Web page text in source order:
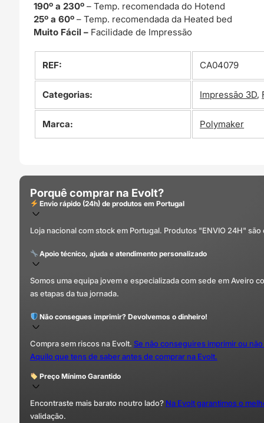
190º a 230º– Temp. recomendada do Hotend
25º a 60º– Temp. recomendada da Heated bed
Muito Fácil – Facilidade de Impressão
REF: CA04079
Categorias: Impressão 3D,
Marca: Polymaker
Porquê comprar na Evolt?
Envio rápido (24h) de produtos em Portugal
Loja nacional com stock em Portugal. Produtos "ENVIO 24H"
Apoio técnico, ajuda e atendimento personalizado
Somos uma equipa jovem e especializada com sede em Aveiro
as etapas da tua jornada.
Não consegues imprimir? Devolvemos o dinheiro!
Compra sem riscos na Evolt. Se não conseguires imprimir ou
Aquilo que tens de saber antes de comprar na Evolt.
Preço Mínimo Garantido
Encontraste mais barato noutro lado? Na Evolt garantimos o
validação.